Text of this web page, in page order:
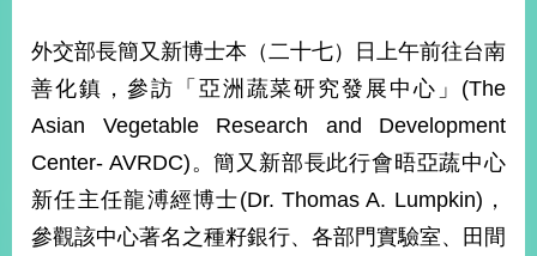
價
值
交
經
濟
不
外交部長簡又新博士本（二十七）日上午前往台南
善化鎮，參訪「亞洲蔬菜研究發展中心」(The
Asian Vegetable Research and Development
Center- AVRDC)。簡又新部長此行會晤亞蔬中心
新任主任龍溥經博士(Dr. Thomas A. Lumpkin)，
參觀該中心著名之種籽銀行、各部門實驗室、田間